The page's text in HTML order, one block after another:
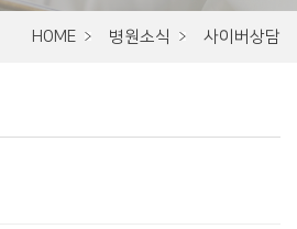
HOME 병원소식 사이버상담